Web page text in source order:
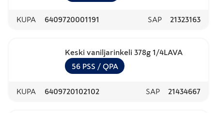
KUPA 6409720001191 SAP 21323163
Keski vaniljarinkeli 378g 1/4LAVA
56 PSS / QPA
KUPA 6409720102102 SAP 21434667